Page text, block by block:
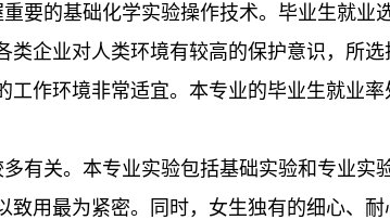
要的基础化学实验操作技术。毕业生就业
企业对人类环境有较高的保护意识，所
作环境非常适宜。本专业的毕业生就业率
有关。本专业实验包括基础实验和专业实
用最为紧密。同时，女生独有的细心、